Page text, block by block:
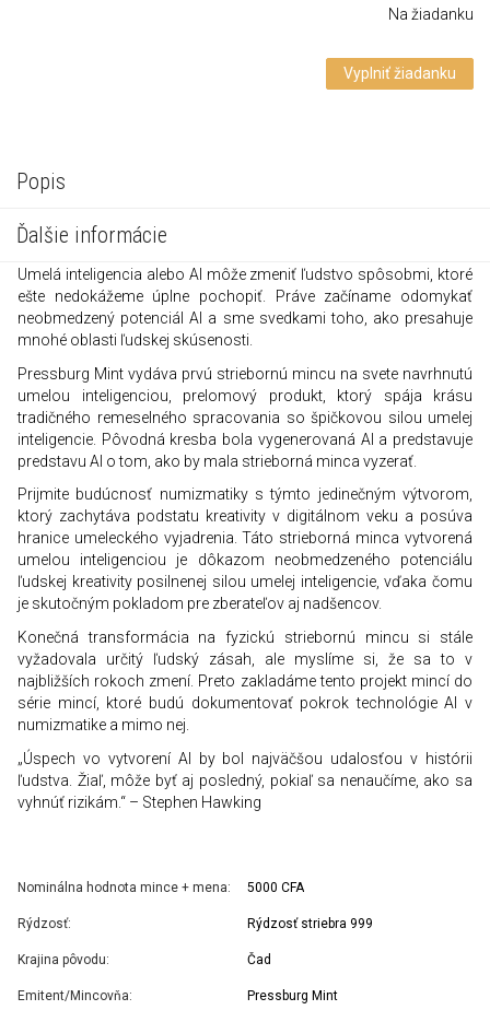
Na žiadanku
Vyplniť žiadanku
Popis
Ďalšie informácie
Umelá inteligencia alebo AI môže zmeniť ľudstvo spôsobmi, ktoré
ešte nedokážeme úplne pochopiť. Práve začíname odomykať
neobmedzený potenciál AI a sme svedkami toho, ako presahuje
mnohé oblasti ľudskej skúsenosti.
Pressburg Mint vydáva prvú striebornú mincu na svete navrhnutú
umelou inteligenciou, prelomový produkt, ktorý spája krásu
tradičného remeselného spracovania so špičkovou silou umelej
inteligencie. Pôvodná kresba bola vygenerovaná AI a predstavuje
predstavu AI o tom, ako by mala strieborná minca vyzerať.
Prijmite budúcnosť numizmatiky s týmto jedinečným výtvorom,
ktorý zachytáva podstatu kreativity v digitálnom veku a posúva
hranice umeleckého vyjadrenia. Táto strieborná minca vytvorená
umelou inteligenciou je dôkazom neobmedzeného potenciálu
ľudskej kreativity posilnenej silou umelej inteligencie, vďaka čomu
je skutočným pokladom pre zberateľov aj nadšencov.
Konečná transformácia na fyzickú striebornú mincu si stále
vyžadovala určitý ľudský zásah, ale myslíme si, že sa to v
najbližších rokoch zmení. Preto zakladáme tento projekt mincí do
série mincí, ktoré budú dokumentovať pokrok technológie AI v
numizmatike a mimo nej.
„Úspech vo vytvorení AI by bol najväčšou udalosťou v histórii
ľudstva. Žiaľ, môže byť aj posledný, pokiaľ sa nenaučíme, ako sa
vyhnúť rizikám.“ – Stephen Hawking
Nominálna hodnota mince + mena: 5000 CFA
Rýdzosť: Rýdzosť striebra 999
Krajina pôvodu: Čad
Emitent/Mincovňa: Pressburg Mint